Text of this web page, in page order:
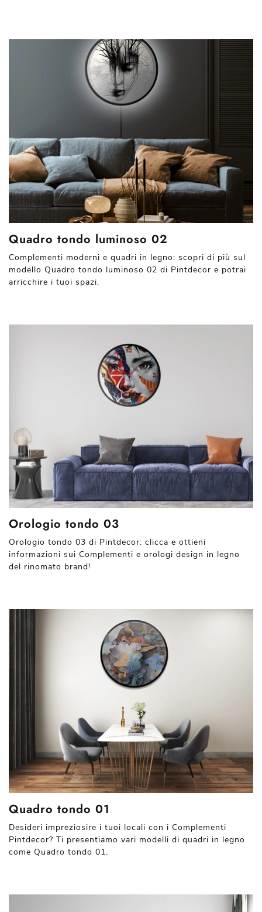
Quadro tondo luminoso 02
Complementi moderni e quadri in legno: scopri di più sul
modello Quadro tondo luminoso 02 di Pintdecor e potrai
arricchire i tuoi spazi.
Orologio tondo 03
Orologio tondo 03 di Pintdecor: clicca e ottieni
informazioni sui Complementi e orologi design in legno
del rinomato brand!
Quadro tondo 01
Desideri impreziosire i tuoi locali con i Complementi
Pintdecor? Ti presentiamo vari modelli di quadri in legno
come Quadro tondo 01.